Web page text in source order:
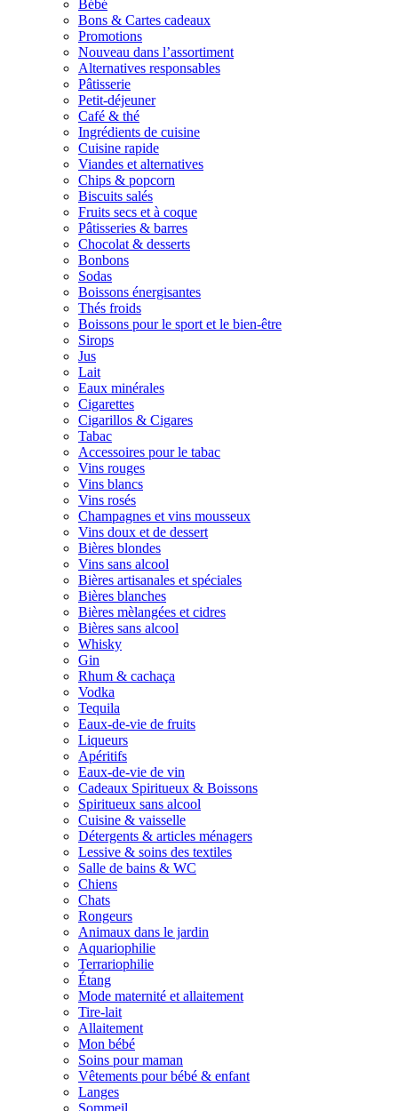
Bébé
Bons & Cartes cadeaux
Promotions
Nouveau dans l’assortiment
Alternatives responsables
Pâtisserie
Petit-déjeuner
Café & thé
Ingrédients de cuisine
Cuisine rapide
Viandes et alternatives
Chips & popcorn
Biscuits salés
Fruits secs et à coque
Pâtisseries & barres
Chocolat & desserts
Bonbons
Sodas
Boissons énergisantes
Thés froids
Boissons pour le sport et le bien-être
Sirops
Jus
Lait
Eaux minérales
Cigarettes
Cigarillos & Cigares
Tabac
Accessoires pour le tabac
Vins rouges
Vins blancs
Vins rosés
Champagnes et vins mousseux
Vins doux et de dessert
Bières blondes
Vins sans alcool
Bières artisanales et spéciales
Bières blanches
Bières mèlangées et cidres
Bières sans alcool
Whisky
Gin
Rhum & cachaça
Vodka
Tequila
Eaux-de-vie de fruits
Liqueurs
Apéritifs
Eaux-de-vie de vin
Cadeaux Spiritueux & Boissons
Spiritueux sans alcool
Cuisine & vaisselle
Détergents & articles ménagers
Lessive & soins des textiles
Salle de bains & WC
Chiens
Chats
Rongeurs
Animaux dans le jardin
Aquariophilie
Terrariophilie
Étang
Mode maternité et allaitement
Tire-lait
Allaitement
Mon bébé
Soins pour maman
Vêtements pour bébé & enfant
Langes
Sommeil